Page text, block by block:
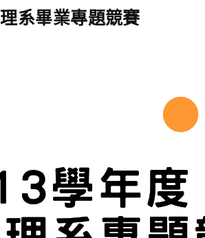
系畢業專題競賽